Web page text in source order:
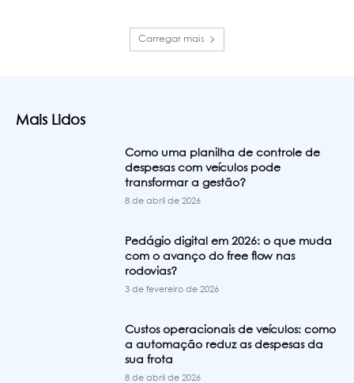
Carregar mais
Mais Lidos
Como uma planilha de controle de
despesas com veículos pode
transformar a gestão?
8 de abril de 2026
Pedágio digital em 2026: o que muda
com o avanço do free flow nas
rodovias?
3 de fevereiro de 2026
Custos operacionais de veículos: como
a automação reduz as despesas da
sua frota
8 de abril de 2026